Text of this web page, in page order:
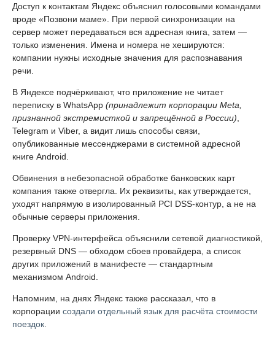
Доступ к контактам Яндекс объяснил голосовыми командами
вроде «Позвони маме». При первой синхронизации на
сервер может передаваться вся адресная книга, затем —
только изменения. Имена и номера не хешируются:
компании нужны исходные значения для распознавания
речи.
В Яндексе подчёркивают, что приложение не читает
переписку в WhatsApp (принадлежит корпорации Meta,
признанной экстремисткой и запрещённой в России)
Telegram и Viber, а видит лишь способы связи,
опубликованные мессенджерами в системной адресной
книге Android.
Обвинения в небезопасной обработке банковских карт
компания также отвергла. Их реквизиты, как утверждается,
уходят напрямую в изолированный PCI DSS-контур, а не на
обычные серверы приложения.
Проверку VPN-интерфейса объяснили сетевой диагностикой,
резервный DNS — обходом сбоев провайдера, а список
других приложений в манифесте — стандартным
механизмом Android.
Напомним, на днях Яндекс также рассказал, что в
корпорации создали отдельный язык для расчёта стоимости
поездок